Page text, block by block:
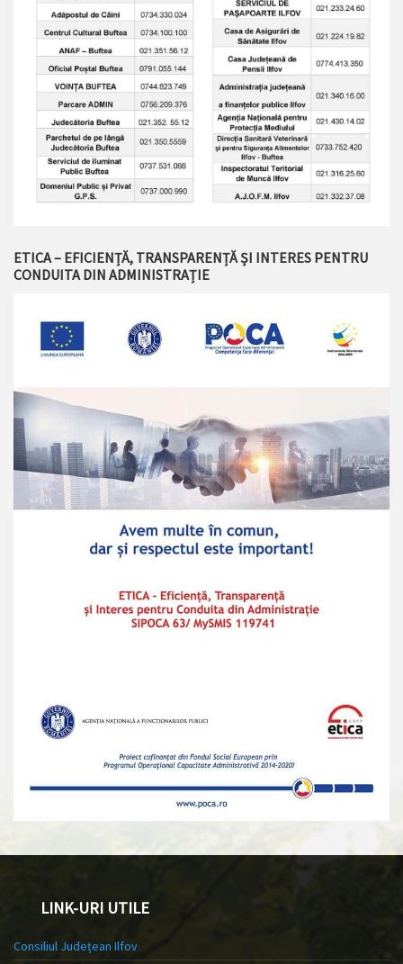
ETICA – EFICIENȚĂ, TRANSPARENȚĂ ȘI INTERES PENTRU
CONDUITA DIN ADMINISTRAȚIE
LINK-URI UTILE
Consiliul Județean Ilfov